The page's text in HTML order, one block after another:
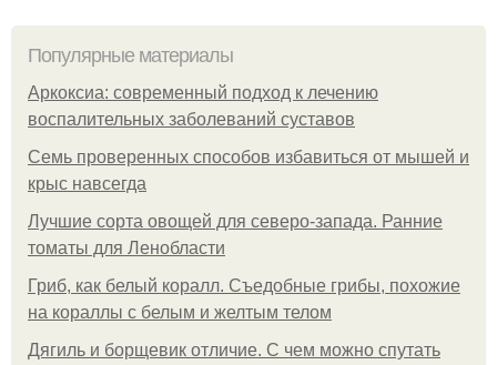
Популярные материалы
Аркоксиа: современный подход к лечению
воспалительных заболеваний суставов
Семь проверенных способов избавиться от мышей и
крыс навсегда
Лучшие сорта овощей для северо-запада. Ранние
томаты для Ленобласти
Гриб, как белый коралл. Съедобные грибы, похожие
на кораллы с белым и желтым телом
Дягиль и борщевик отличие. С чем можно спутать